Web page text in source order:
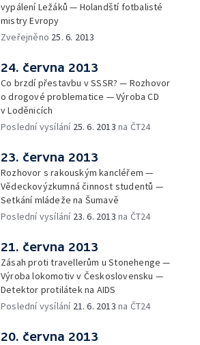
vypálení Ležáků — Holandští fotbalisté
mistry Evropy
Zveřejněno 25. 6. 2013
24. června 2013
Co brzdí přestavbu v SSSR? — Rozhovor
o drogové problematice — Výroba CD
v Loděnicích
Poslední vysílání 25. 6. 2013 na ČT24
23. června 2013
Rozhovor s rakouským kancléřem —
Vědeckovýzkumná činnost studentů —
Setkání mládeže na Šumavě
Poslední vysílání 23. 6. 2013 na ČT24
21. června 2013
Zásah proti travellerům u Stonehenge —
Výroba lokomotiv v Československu —
Detektor protilátek na AIDS
Poslední vysílání 21. 6. 2013 na ČT24
20. června 2013